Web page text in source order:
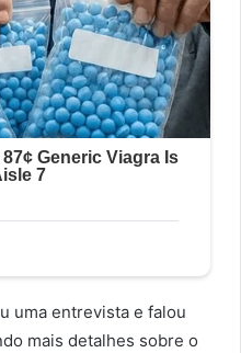
uma entrevista e falou
mais detalhes sobre o